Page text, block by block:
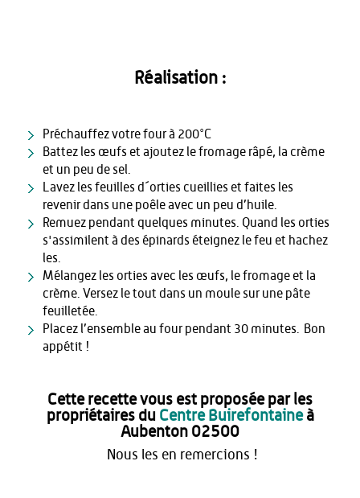
Réalisation :
Préchauffez votre four à 200°C
Battez les œufs et ajoutez le fromage râpé, la crème
et un peu de sel.
Lavez les feuilles d´orties cueillies et faites les
revenir dans une poêle avec un peu d’huile.
Remuez pendant quelques minutes. Quand les orties
s'assimilent à des épinards éteignez le feu et hachez
les.
Mélangez les orties avec les œufs, le fromage et la
crème. Versez le tout dans un moule sur une pâte
feuilletée.
Placez l’ensemble au four pendant 30 minutes. Bon
appétit !
Cette recette vous est proposée par les
propriétaires du Centre Buirefontaineà
Aubenton 02500
Nous les en remercions !